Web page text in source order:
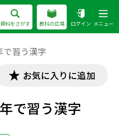
資料をさがす 教科の広場 ログイン メニュー
で習う漢字
お気に入りに追加
で習う漢字